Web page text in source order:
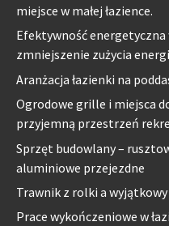
miejsce w małej łazience.
Efektywność energetyczna
zmniejszenie zużycia
Aranżacja łazienki na
Ogrodowe grille i miejsca
przyjemną przestrzeń
Sprzęt budowlany –
aluminiowe przejezdne
Trawnik z rolki a
Prace wykończeniowe w